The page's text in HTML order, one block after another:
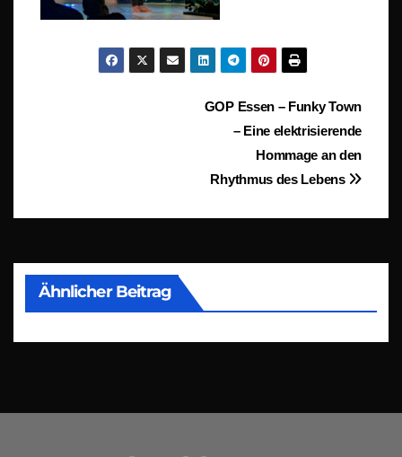
Beitragsnavigation
GOP Essen – Funky Town
– Eine elektrisierende
Hommage an den
Rhythmus des Lebens
Ähnlicher Beitrag